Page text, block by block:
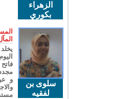
الزهراء
بكوري
سلوى بن
لفقيه
و عن